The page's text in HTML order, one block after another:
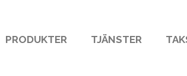
PRODUKTER TJÄNSTER